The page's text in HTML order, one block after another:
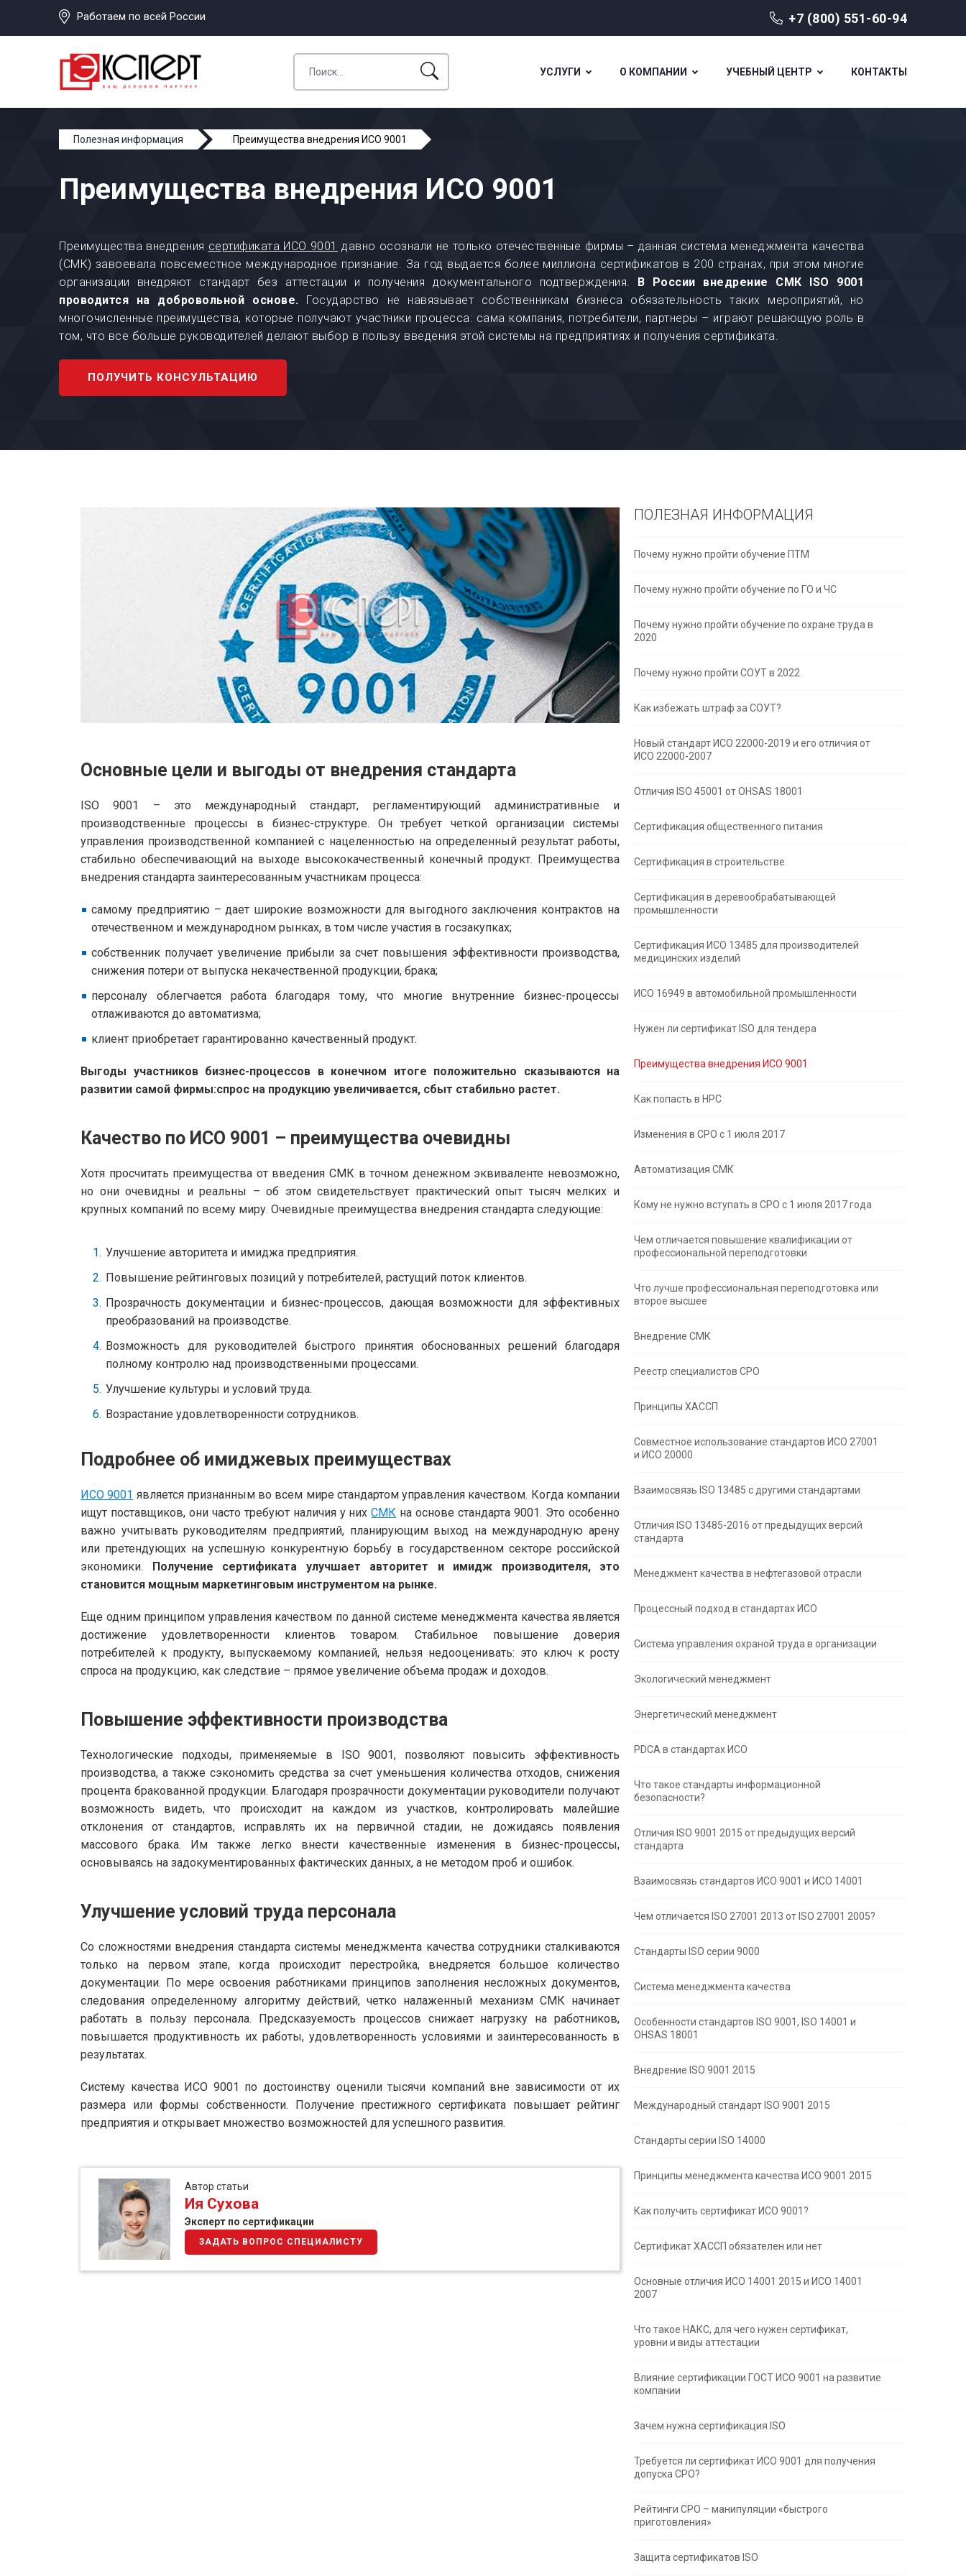
Работаем по всей России +7 (800) 551-60-94
УСЛУГИ О КОМПАНИИ УЧЕБНЫЙ ЦЕНТР КОНТАКТЫ
Полезная информация Преимущества внедрения ИСО 9001
Преимущества внедрения ИСО 9001
Преимущества внедрения сертификата ИСО 9001 давно осознали не только отечественные фирмы – данная система менеджмента качества
(СМК) завоевала повсеместное международное признание. За год выдается более миллиона сертификатов в 200 странах, при этом многие
организации внедряют стандарт без аттестации и получения документального подтверждения. В России внедрение СМК ISO 9001
проводится на добровольной основе. Государство не навязывает собственникам бизнеса обязательность таких мероприятий, но
многочисленные преимущества, которые получают участники процесса: сама компания, потребители, партнеры – играют решающую роль в
том, что все больше руководителей делают выбор в пользу введения этой системы на предприятиях и получения сертификата.
ПОЛУЧИТЬ КОНСУЛЬТАЦИЮ
Основные цели и выгоды от внедрения стандарта
ISO 9001 – это международный стандарт, регламентирующий административные и
производственные процессы в бизнес-структуре. Он требует четкой организации системы
управления производственной компанией с нацеленностью на определенный результат работы,
стабильно обеспечивающий на выходе высококачественный конечный продукт. Преимущества
внедрения стандарта заинтересованным участникам процесса:
самому предприятию – дает широкие возможности для выгодного заключения контрактов на
отечественном и международном рынках, в том числе участия в госзакупках;
собственник получает увеличение прибыли за счет повышения эффективности производства,
снижения потери от выпуска некачественной продукции, брака;
персоналу облегчается работа благодаря тому, что многие внутренние бизнес-процессы
отлаживаются до автоматизма;
клиент приобретает гарантированно качественный продукт.
Выгоды участников бизнес-процессов в конечном итоге положительно сказываются на
развитии самой фирмы:спрос на продукцию увеличивается, сбыт стабильно растет.
Качество по ИСО 9001 – преимущества очевидны
Хотя просчитать преимущества от введения СМК в точном денежном эквиваленте невозможно,
но они очевидны и реальны – об этом свидетельствует практический опыт тысяч мелких и
крупных компаний по всему миру. Очевидные преимущества внедрения стандарта следующие:
Улучшение авторитета и имиджа предприятия.
Повышение рейтинговых позиций у потребителей, растущий поток клиентов.
Прозрачность документации и бизнес-процессов, дающая возможности для эффективных
преобразований на производстве.
Возможность для руководителей быстрого принятия обоснованных решений благодаря
полному контролю над производственными процессами.
Улучшение культуры и условий труда.
Возрастание удовлетворенности сотрудников.
Подробнее об имиджевых преимуществах
ИСО 9001 является признанным во всем мире стандартом управления качеством. Когда компании
ищут поставщиков, они часто требуют наличия у нихСМК на основе стандарта 9001. Это особенно
важно учитывать руководителям предприятий, планирующим выход на международную арену
или претендующих на успешную конкурентную борьбу в государственном секторе российской
экономики. Получение сертификата улучшает авторитет и имидж производителя, это
становится мощным маркетинговым инструментом на рынке.
Еще одним принципом управления качеством по данной системе менеджмента качества является
достижение удовлетворенности клиентов товаром. Стабильное повышение доверия
потребителей к продукту, выпускаемому компанией, нельзя недооценивать: это ключ к росту
спроса на продукцию, как следствие – прямое увеличение объема продаж и доходов.
Повышение эффективности производства
Технологические подходы, применяемые в ISO 9001, позволяют повысить эффективность
производства, а также сэкономить средства за счет уменьшения количества отходов, снижения
процента бракованной продукции. Благодаря прозрачности документации руководители получают
возможность видеть, что происходит на каждом из участков, контролировать малейшие
отклонения от стандартов, исправлять их на первичной стадии, не дожидаясь появления
массового брака. Им также легко внести качественные изменения в бизнес-процессы,
основываясь на задокументированных фактических данных, а не методом проб и ошибок.
Улучшение условий труда персонала
Со сложностями внедрения стандарта системы менеджмента качества сотрудники сталкиваются
только на первом этапе, когда происходит перестройка, внедряется большое количество
документации. По мере освоения работниками принципов заполнения несложных документов,
следования определенному алгоритму действий, четко налаженный механизм СМК начинает
работать в пользу персонала. Предсказуемость процессов снижает нагрузку на работников,
повышается продуктивность их работы, удовлетворенность условиями и заинтересованность в
результатах.
Систему качества ИСО 9001 по достоинству оценили тысячи компаний вне зависимости от их
размера или формы собственности. Получение престижного сертификата повышает рейтинг
предприятия и открывает множество возможностей для успешного развития.
Автор статьи
Ия Сухова
Эксперт по сертификации
ЗАДАТЬ ВОПРОС СПЕЦИАЛИСТУ
ПОЛЕЗНАЯ ИНФОРМАЦИЯ
Почему нужно пройти обучение ПТМ
Почему нужно пройти обучение по ГО и ЧС
Почему нужно пройти обучение по охране труда в
2020
Почему нужно пройти СОУТ в 2022
Как избежать штраф за СОУТ?
Новый стандарт ИСО 22000-2019 и его отличия от
ИСО 22000-2007
Отличия ISO 45001 от OHSAS 18001
Сертификация общественного питания
Сертификация в строительстве
Сертификация в деревообрабатывающей
промышленности
Сертификация ИСО 13485 для производителей
медицинских изделий
ИСО 16949 в автомобильной промышленности
Нужен ли сертификат ISO для тендера
Преимущества внедрения ИСО 9001
Как попасть в НРС
Изменения в СРО с 1 июля 2017
Автоматизация СМК
Кому не нужно вступать в СРО с 1 июля 2017 года
Чем отличается повышение квалификации от
профессиональной переподготовки
Что лучше профессиональная переподготовка или
второе высшее
Внедрение СМК
Реестр специалистов СРО
Принципы ХАССП
Совместное использование стандартов ИСО 27001
и ИСО 20000
Взаимосвязь ISO 13485 с другими стандартами
Отличия ISO 13485-2016 от предыдущих версий
стандарта
Менеджмент качества в нефтегазовой отрасли
Процессный подход в стандартах ИСО
Система управления охраной труда в организации
Экологический менеджмент
Энергетический менеджмент
PDCA в стандартах ИСО
Что такое стандарты информационной
безопасности?
Отличия ISO 9001 2015 от предыдущих версий
стандарта
Взаимосвязь стандартов ИСО 9001 и ИСО 14001
Чем отличается ISO 27001 2013 от ISO 27001 2005?
Стандарты ISO серии 9000
Система менеджмента качества
Особенности стандартов ISO 9001, ISO 14001 и
OHSAS 18001
Внедрение ISO 9001 2015
Международный стандарт ISO 9001 2015
Стандарты серии ISO 14000
Принципы менеджмента качества ИСО 9001 2015
Как получить сертификат ИСО 9001?
Сертификат ХАССП обязателен или нет
Основные отличия ИСО 14001 2015 и ИСО 14001
2007
Что такое НАКС, для чего нужен сертификат,
уровни и виды аттестации
Влияние сертификации ГОСТ ИСО 9001 на развитие
компании
Зачем нужна сертификация ISO
Требуется ли сертификат ИСО 9001 для получения
допуска СРО?
Рейтинги СРО – манипуляции «быстрого
приготовления»
Защита сертификатов ISO